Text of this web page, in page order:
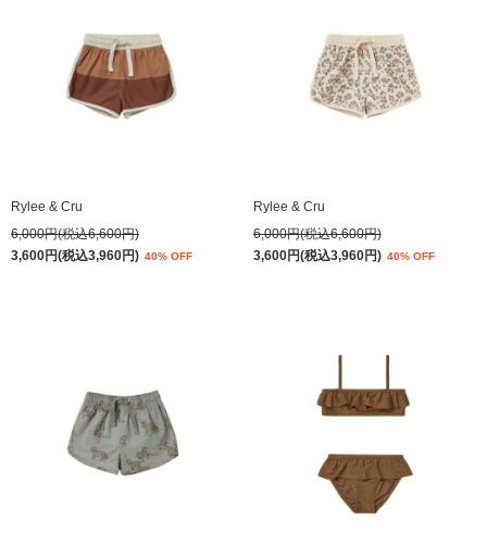
Rylee & Cru
6,000円(税込6,600円)
3,600円(税込3,960円) 40% OFF
Rylee & Cru
6,000円(税込6,600円)
3,600円(税込3,960円) 40% OFF